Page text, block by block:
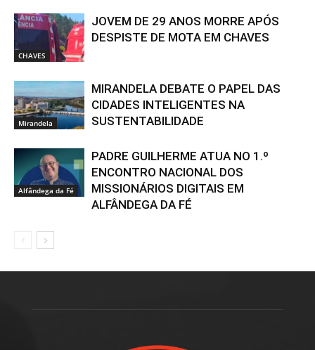
CHAVES
JOVEM DE 29 ANOS MORRE APÓS
DESPISTE DE MOTA EM CHAVES
Mirandela
MIRANDELA DEBATE O PAPEL DAS
CIDADES INTELIGENTES NA
SUSTENTABILIDADE
Alfândega da Fé
PADRE GUILHERME ATUA NO 1.º
ENCONTRO NACIONAL DOS
MISSIONÁRIOS DIGITAIS EM
ALFÂNDEGA DA FÉ